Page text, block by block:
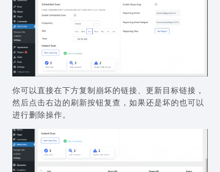
你可以直接在下方复制崩坏的链接、更新目标链接，
然后点击右边的刷新按钮复查，如果还是坏的也可以
进行删除操作。